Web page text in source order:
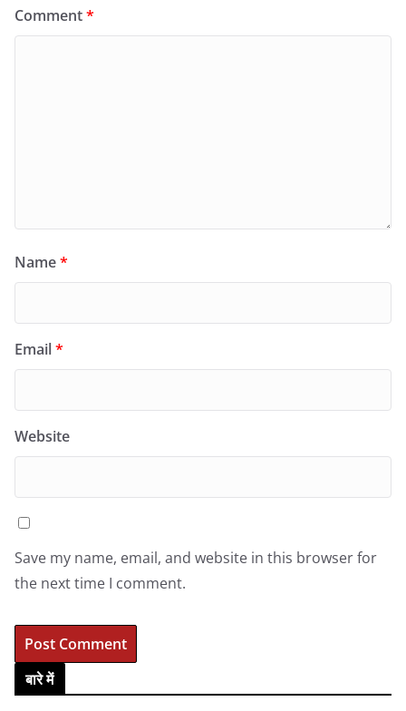
Comment*
Name*
Email*
Website
Save my name, email, and website in this browser for
the next time I comment.
बारे में